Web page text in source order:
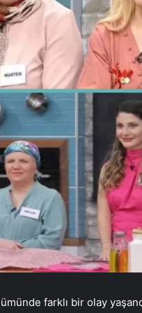
farklı bir olay